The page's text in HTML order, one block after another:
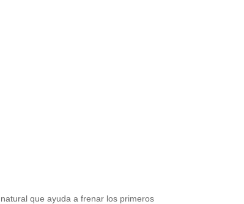
que ayuda a frenar los primeros